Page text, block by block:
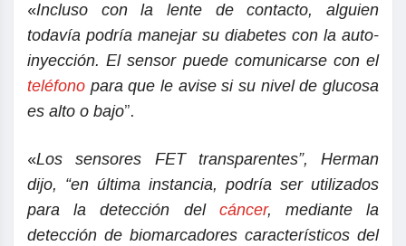
«Incluso con la lente de contacto, alguien
todavía podría manejar su diabetes con la auto-
inyección. El sensor puede comunicarse con el
teléfono para que le avise si su nivel de glucosa
es alto o bajo”.
«Los sensores FET transparentes”, Herman
dijo, “en última instancia, podría ser utilizados
para la detección del cáncer, mediante la
detección de biomarcadores característicos del